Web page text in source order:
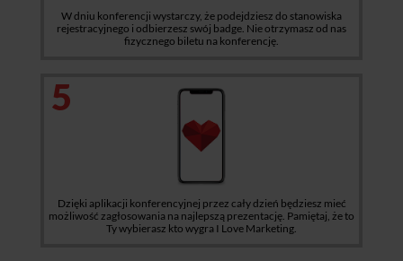
W dniu konferencji wystarczy, że podejdziesz do stanowiska
rejestracyjnego i odbierzesz swój badge. Nie otrzymasz od nas
fizycznego biletu na konferencję.
5
Dzięki aplikacji konferencyjnej przez cały dzień będziesz mieć
możliwość zagłosowania na najlepszą prezentację. Pamiętaj, że to
Ty wybierasz kto wygra I Love Marketing.